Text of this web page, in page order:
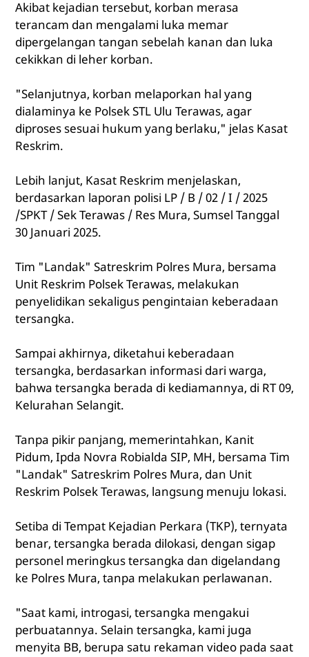
Akibat kejadian tersebut, korban merasa
terancam dan mengalami luka memar
dipergelangan tangan sebelah kanan dan luka
cekikkan di leher korban.
"Selanjutnya, korban melaporkan hal yang
dialaminya ke Polsek STL Ulu Terawas, agar
diproses sesuai hukum yang berlaku," jelas Kasat
Reskrim.
Lebih lanjut, Kasat Reskrim menjelaskan,
berdasarkan laporan polisi LP / B / 02 / I / 2025
/SPKT / Sek Terawas / Res Mura, Sumsel Tanggal
30 Januari 2025.
Tim "Landak" Satreskrim Polres Mura, bersama
Unit Reskrim Polsek Terawas, melakukan
penyelidikan sekaligus pengintaian keberadaan
tersangka.
Sampai akhirnya, diketahui keberadaan
tersangka, berdasarkan informasi dari warga,
bahwa tersangka berada di kediamannya, di RT 09,
Kelurahan Selangit.
Tanpa pikir panjang, memerintahkan, Kanit
Pidum, Ipda Novra Robialda SIP, MH, bersama Tim
"Landak" Satreskrim Polres Mura, dan Unit
Reskrim Polsek Terawas, langsung menuju lokasi.
Setiba di Tempat Kejadian Perkara (TKP), ternyata
benar, tersangka berada dilokasi, dengan sigap
personel meringkus tersangka dan digelandang
ke Polres Mura, tanpa melakukan perlawanan.
"Saat kami, introgasi, tersangka mengakui
perbuatannya. Selain tersangka, kami juga
menyita BB, berupa satu rekaman video pada saat